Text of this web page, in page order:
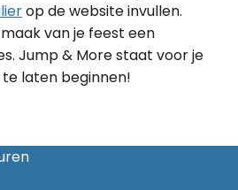
op de website invullen.
van je feest een
Jump & More staat voor je
laten beginnen!